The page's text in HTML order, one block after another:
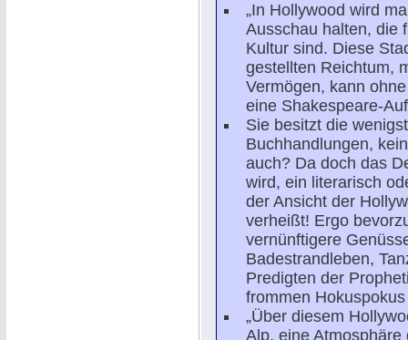
„In Hollywood wird
Ausschau halten, die
Kultur sind. Diese
gestellten Reichtum,
Vermögen, kann
eine Shakespeare-
Sie besitzt die
Buchhandlungen,
auch? Da doch das
wird, ein literarisch
der Ansicht der
verheißt! Ergo
vernünftigere
Badestrandleben,
Predigten der
frommen
„Über diesem
Alp, eine